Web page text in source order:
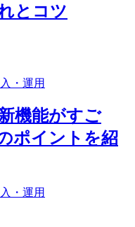
とコツ
・運用
機能がすご
ポイントを紹
・運用